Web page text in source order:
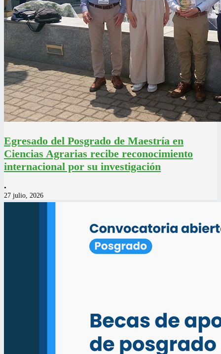
Egresado del Posgrado de Maestría en
Ciencias Agrarias recibe reconocimiento
internacional por su investigación
•
27 julio, 2026